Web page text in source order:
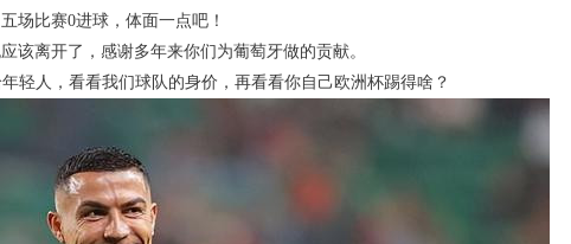
场比赛0进球，体面一点吧！
该离开了，感谢多年来你们为葡萄牙做的贡献。
轻人，看看我们球队的身价，再看看你自己欧洲杯踢得啥？